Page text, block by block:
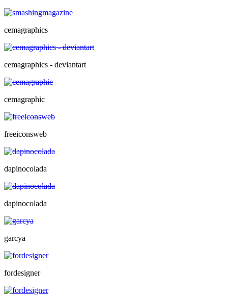
cemagraphics
cemagraphics - deviantart
cemagraphic
freeiconsweb
dapinocolada
dapinocolada
garcya
fordesigner